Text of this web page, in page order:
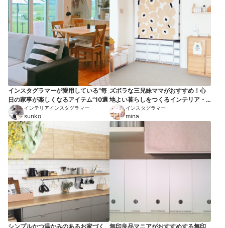
インスタグラマーが愛用している“毎
日の家事が楽しくなるアイテム”10選
インテリアインスタグラマー
sunko
ズボラな三兄妹ママがおすすめ！心
地よい暮らしをつくるインテリア・
収納グッズ10選
インスタグラマー
mina
シンプルかつ温かみのあるお家づく
無印良品マニアがおすすめする無印